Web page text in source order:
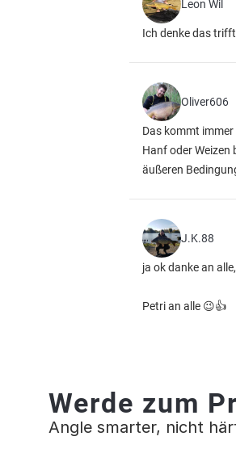
Leon Wil
Ich denke das
Oliver606
Das kommt
Hanf oder Weizen
äußeren
J.K.88
ja ok danke an
Petri an alle 😉👍
Werde zum
Angle smarter, nicht